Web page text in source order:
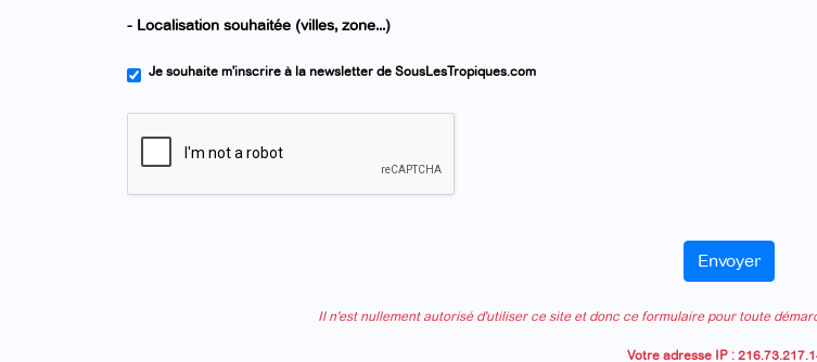
- Localisation souhaitée (villes, zone...)
Je souhaite m'inscrire à la newsletter de SousLesTropiques.com
Il n'est nullement autorisé d'utiliser ce site et donc ce formulaire pour toute
Votre adresse IP :